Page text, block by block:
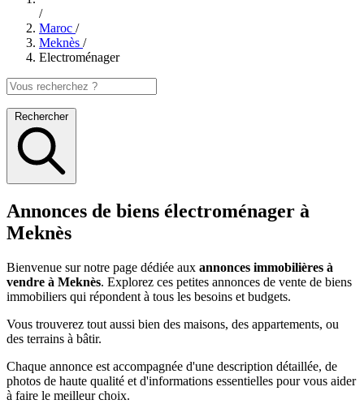
/
Maroc /
Meknès /
Electroménager
Rechercher
Annonces de biens électroménager à
Meknès
Bienvenue sur notre page dédiée aux annonces immobilières à
vendre à Meknès. Explorez ces petites annonces de vente de biens
immobiliers qui répondent à tous les besoins et budgets.
Vous trouverez tout aussi bien des maisons, des appartements, ou
des terrains à bâtir.
Chaque annonce est accompagnée d'une description détaillée, de
photos de haute qualité et d'informations essentielles pour vous aider
à faire le meilleur choix.